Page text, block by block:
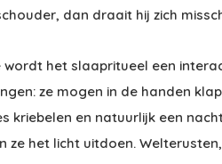
dan draait hij zich
het slaapritueel een
ze mogen in de handen
kriebelen en natuurlijk een
het licht uitdoen. Welterusten,